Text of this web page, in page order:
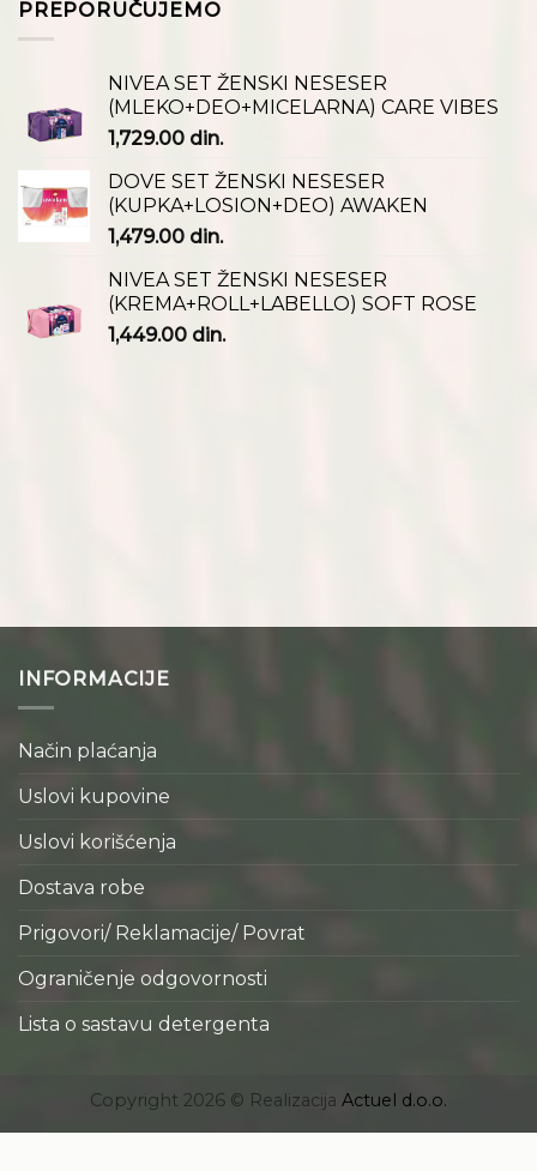
PREPORUČUJEMO
NIVEA SET ŽENSKI NESESER
(MLEKO+DEO+MICELARNA) CARE VIBES
1,729.00 din.
DOVE SET ŽENSKI NESESER
(KUPKA+LOSION+DEO) AWAKEN
1,479.00 din.
NIVEA SET ŽENSKI NESESER
(KREMA+ROLL+LABELLO) SOFT ROSE
1,449.00 din.
INFORMACIJE
Način plaćanja
Uslovi kupovine
Uslovi korišćenja
Dostava robe
Prigovori/ Reklamacije/ Povrat
Ograničenje odgovornosti
Lista o sastavu detergenta
Copyright 2026 © Realizacija Actuel d.o.o.